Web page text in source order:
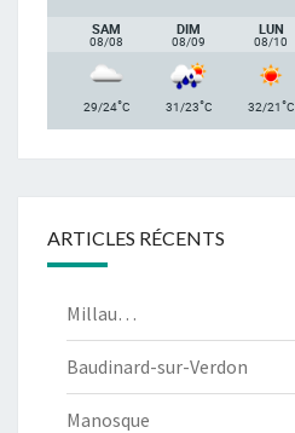
SAM
08/08
DIM
08/09
LUN
08/10
29/24°C 31/23°C 32/21°C
ARTICLES RÉCENTS
Millau…
Baudinard-sur-Verdon
Manosque